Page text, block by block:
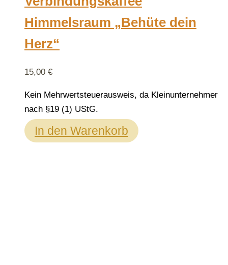
Himmelsraum „Behüte dein
Herz“
15,00 €
Kein Mehrwertsteuerausweis, da Kleinunternehmer
nach §19 (1) UStG.
In den Warenkorb